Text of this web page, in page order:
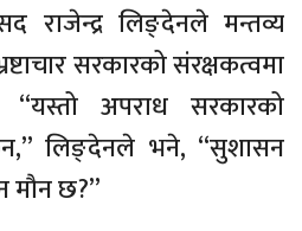
राजेन्द्र लिङ्देनले मन्तव्य
सरकारको संरक्षकत्वमा
अपराध सरकारको
लिङ्देनले भने, “सुशासन
मौन छ?”